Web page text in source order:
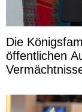
Die
öffentlichen